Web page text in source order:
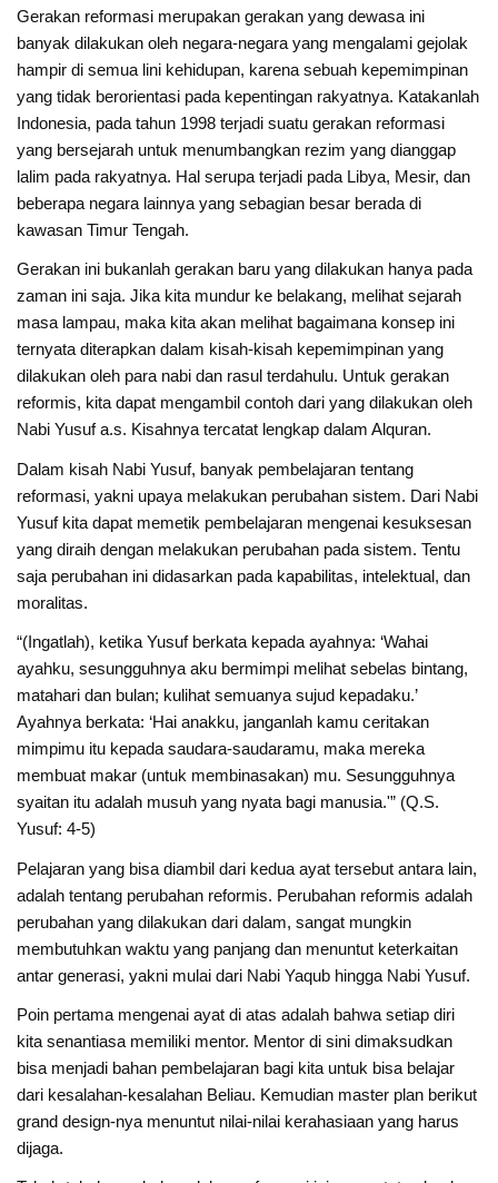
Gerakan reformasi merupakan gerakan yang dewasa ini
banyak dilakukan oleh negara-negara yang mengalami gejolak
hampir di semua lini kehidupan, karena sebuah kepemimpinan
yang tidak berorientasi pada kepentingan rakyatnya. Katakanlah
Indonesia, pada tahun 1998 terjadi suatu gerakan reformasi
yang bersejarah untuk menumbangkan rezim yang dianggap
lalim pada rakyatnya. Hal serupa terjadi pada Libya, Mesir, dan
beberapa negara lainnya yang sebagian besar berada di
kawasan Timur Tengah.
Gerakan ini bukanlah gerakan baru yang dilakukan hanya pada
zaman ini saja. Jika kita mundur ke belakang, melihat sejarah
masa lampau, maka kita akan melihat bagaimana konsep ini
ternyata diterapkan dalam kisah-kisah kepemimpinan yang
dilakukan oleh para nabi dan rasul terdahulu. Untuk gerakan
reformis, kita dapat mengambil contoh dari yang dilakukan oleh
Nabi Yusuf a.s. Kisahnya tercatat lengkap dalam Alquran.
Dalam kisah Nabi Yusuf, banyak pembelajaran tentang
reformasi, yakni upaya melakukan perubahan sistem. Dari Nabi
Yusuf kita dapat memetik pembelajaran mengenai kesuksesan
yang diraih dengan melakukan perubahan pada sistem. Tentu
saja perubahan ini didasarkan pada kapabilitas, intelektual, dan
moralitas.
“(Ingatlah), ketika Yusuf berkata kepada ayahnya: ‘Wahai
ayahku, sesungguhnya aku bermimpi melihat sebelas bintang,
matahari dan bulan; kulihat semuanya sujud kepadaku.’
Ayahnya berkata: ‘Hai anakku, janganlah kamu ceritakan
mimpimu itu kepada saudara-saudaramu, maka mereka
membuat makar (untuk membinasakan) mu. Sesungguhnya
syaitan itu adalah musuh yang nyata bagi manusia.'” (Q.S.
Yusuf: 4-5)
Pelajaran yang bisa diambil dari kedua ayat tersebut antara lain,
adalah tentang perubahan reformis. Perubahan reformis adalah
perubahan yang dilakukan dari dalam, sangat mungkin
membutuhkan waktu yang panjang dan menuntut keterkaitan
antar generasi, yakni mulai dari Nabi Yaqub hingga Nabi Yusuf.
Poin pertama mengenai ayat di atas adalah bahwa setiap diri
kita senantiasa memiliki mentor. Mentor di sini dimaksudkan
bisa menjadi bahan pembelajaran bagi kita untuk bisa belajar
dari kesalahan-kesalahan Beliau. Kemudian master plan berikut
grand design-nya menuntut nilai-nilai kerahasiaan yang harus
dijaga.